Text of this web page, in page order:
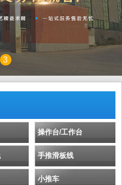
3
操作台/工作台
手推滑板线
小推车